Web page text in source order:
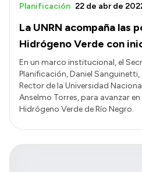
La UNRN acompaña las
Hidrógeno Verde con
Planificación 22 de abr de
En un marco institucional, el
Planificación, Daniel Sanguinetti,
Rector de la Universidad
Anselmo Torres, para avanzar
Hidrógeno Verde de Río Negro.